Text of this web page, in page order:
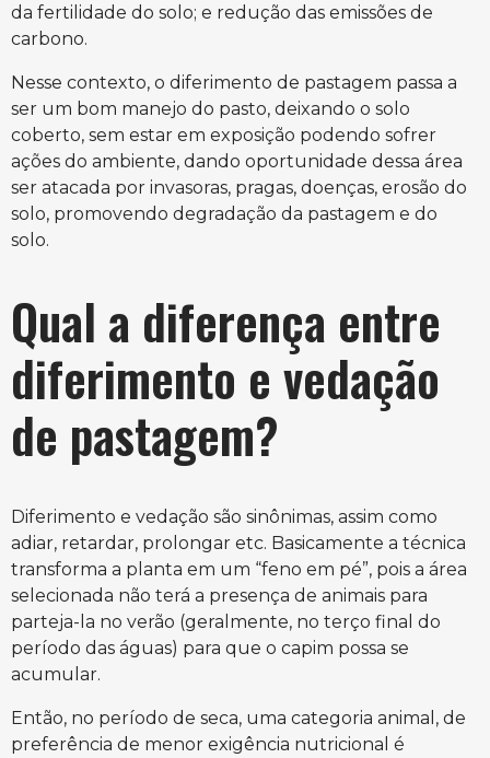
da fertilidade do solo; e redução das emissões de
carbono.
Nesse contexto, o diferimento de pastagem passa a
ser um bom manejo do pasto, deixando o solo
coberto, sem estar em exposição podendo sofrer
ações do ambiente, dando oportunidade dessa área
ser atacada por invasoras, pragas, doenças, erosão do
solo, promovendo degradação da pastagem e do
solo.
Qual a diferença entre
diferimento e vedação
de pastagem?
Diferimento e vedação são sinônimas, assim como
adiar, retardar, prolongar etc. Basicamente a técnica
transforma a planta em um “feno em pé”, pois a área
selecionada não terá a presença de animais para
parteja-la no verão (geralmente, no terço final do
período das águas) para que o capim possa se
acumular.
Então, no período de seca, uma categoria animal, de
preferência de menor exigência nutricional é